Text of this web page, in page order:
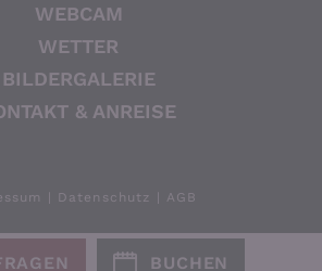
WEBCAM
WETTER
BILDERGALERIE
& ANREISE
Datenschutz AGB
BUCHEN